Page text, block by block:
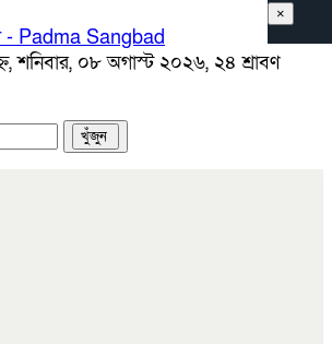
শনিবার, ০৮ অগাস্ট ২০২৬, ২৪ শ্রাবণ
×